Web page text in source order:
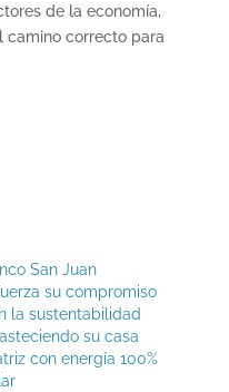
de la economía,
camino correcto para
San Juan
su compromiso
la sustentabilidad
su casa
con energía 100%